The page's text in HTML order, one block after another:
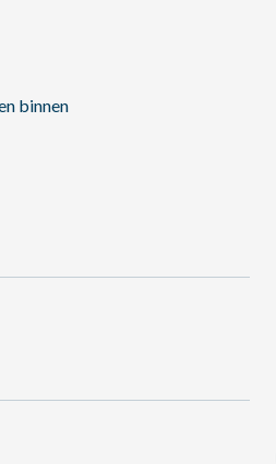
binnen